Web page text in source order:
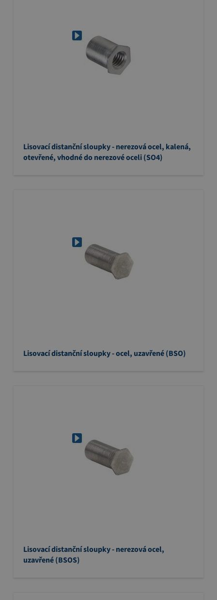
Lisovací distanční sloupky - nerezová ocel, kalená,
otevřené, vhodné do nerezové oceli (SO4)
Lisovací distanční sloupky - ocel, uzavřené (BSO)
Lisovací distanční sloupky - nerezová ocel,
uzavřené (BSOS)